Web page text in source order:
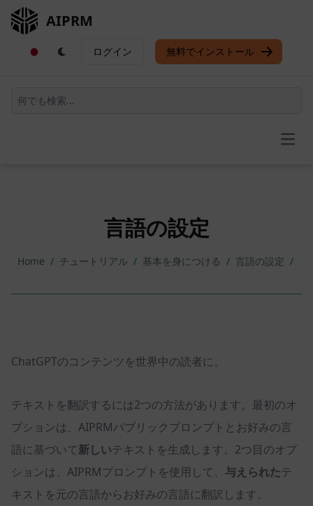
AIPRM
ログイン 無料でインストール
言語の設定
Home / チュートリアル / 基本を身につける / 言語の設定 /
ChatGPTのコンテンツを世界中の読者に。
テキストを翻訳するには2つの方法があります。最初のオ
プションは、AIPRMパブリックプロンプトとお好みの言
語に基づいて新しいテキストを生成します。2つ目のオプ
ションは、AIPRMプロンプトを使用して、 与えられたテ
キストを元の言語からお好みの言語に翻訳します。